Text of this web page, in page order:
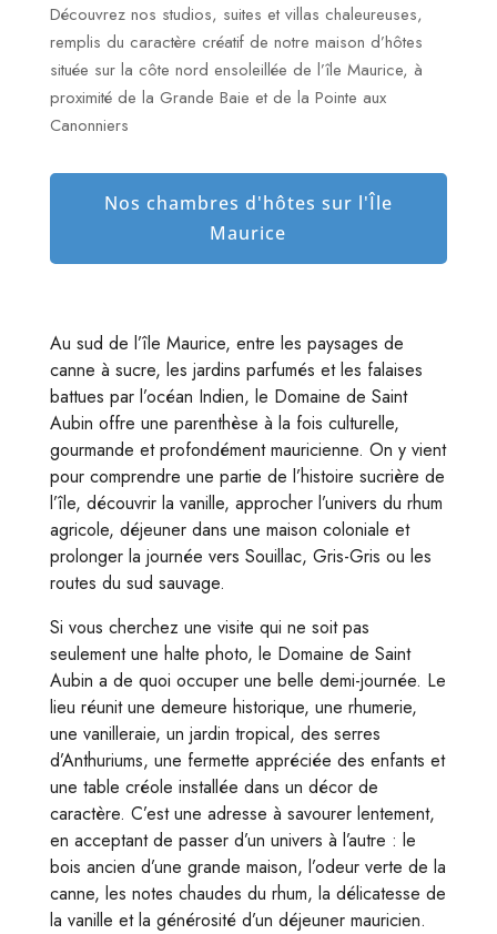
Découvrez nos studios, suites et villas chaleureuses,
remplis du caractère créatif de notre maison d’hôtes
située sur la côte nord ensoleillée de l’île Maurice, à
proximité de la Grande Baie et de la Pointe aux
Canonniers
Nos chambres d'hôtes sur l'Île
Maurice
Au sud de l’île Maurice, entre les paysages de
canne à sucre, les jardins parfumés et les falaises
battues par l’océan Indien, le Domaine de Saint
Aubin offre une parenthèse à la fois culturelle,
gourmande et profondément mauricienne. On y vient
pour comprendre une partie de l’histoire sucrière de
l’île, découvrir la vanille, approcher l’univers du rhum
agricole, déjeuner dans une maison coloniale et
prolonger la journée vers Souillac, Gris-Gris ou les
routes du sud sauvage.
Si vous cherchez une visite qui ne soit pas
seulement une halte photo, le Domaine de Saint
Aubin a de quoi occuper une belle demi-journée. Le
lieu réunit une demeure historique, une rhumerie,
une vanilleraie, un jardin tropical, des serres
d’Anthuriums, une fermette appréciée des enfants et
une table créole installée dans un décor de
caractère. C’est une adresse à savourer lentement,
en acceptant de passer d’un univers à l’autre : le
bois ancien d’une grande maison, l’odeur verte de la
canne, les notes chaudes du rhum, la délicatesse de
la vanille et la générosité d’un déjeuner mauricien.